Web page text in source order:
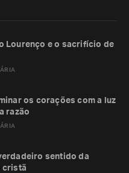
Lourenço e o sacrifício de
os corações com a luz
razão
sentido da
cristã